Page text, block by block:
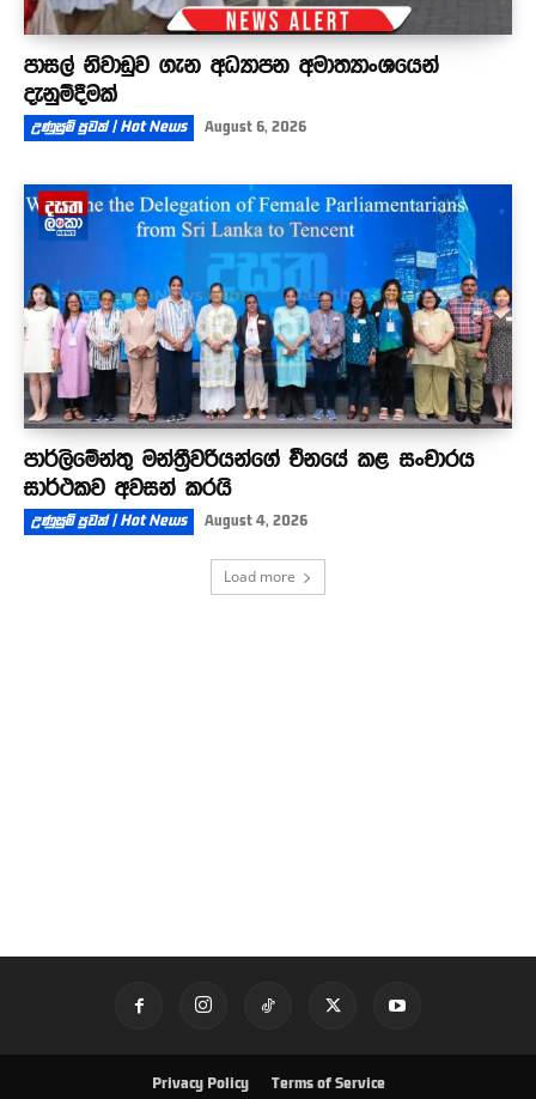
පාසල් නිවාඩුව ගැන අධ්‍යාපන අමාත්‍යාංශයෙන්
දැනුම්දීමක්
උණුසුම් පුවත් | Hot News August 6, 2026
පාර්ලිමේන්තු මන්ත්‍රීවරියන්ගේ චීනයේ කළ සංචාරය
සාර්ථකව අවසන් කරයි
උණුසුම් පුවත් | Hot News August 4, 2026
Load more
Privacy Policy Terms of Service